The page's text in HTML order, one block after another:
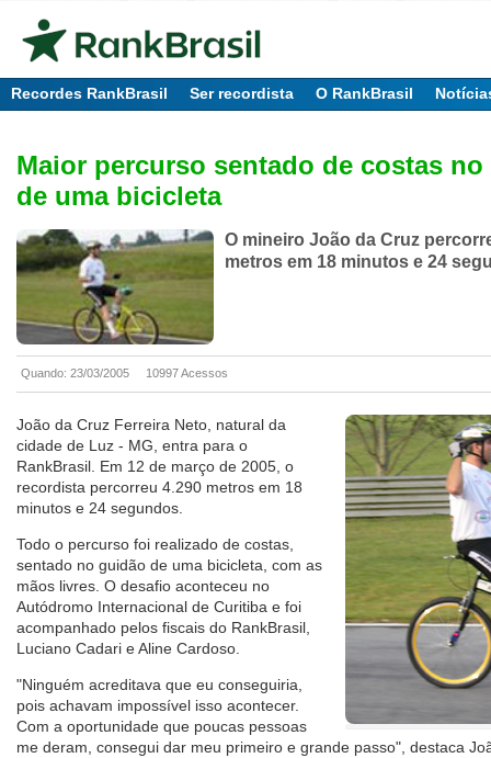
Recordes RankBrasil Ser recordista O RankBrasil
Maior percurso sentado de costas
de uma bicicleta
O mineiro João da Cruz
metros em 18 minutos e 24
Quando: 23/03/2005 10997 Acessos
João da Cruz Ferreira Neto, natural da
cidade de Luz - MG, entra para o
RankBrasil. Em 12 de março de 2005, o
recordista percorreu 4.290 metros em 18
minutos e 24 segundos.
Todo o percurso foi realizado de costas,
sentado no guidão de uma bicicleta, com as
mãos livres. O desafio aconteceu no
Autódromo Internacional de Curitiba e foi
acompanhado pelos fiscais do RankBrasil,
Luciano Cadari e Aline Cardoso.
"Ninguém acreditava que eu conseguiria,
pois achavam impossível isso acontecer.
Com a oportunidade que poucas pessoas
me deram, consegui dar meu primeiro e grande passo", destaca